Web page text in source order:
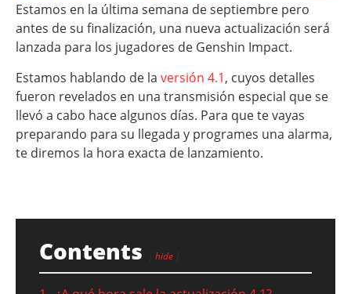
Estamos en la última semana de septiembre pero
antes de su finalización, una nueva actualización será
lanzada para los jugadores de Genshin Impact.
Estamos hablando de la versión 4.1, cuyos detalles
fueron revelados en una transmisión especial que se
llevó a cabo hace algunos días. Para que te vayas
preparando para su llegada y programes una alarma,
te diremos la hora exacta de lanzamiento.
Contents hide